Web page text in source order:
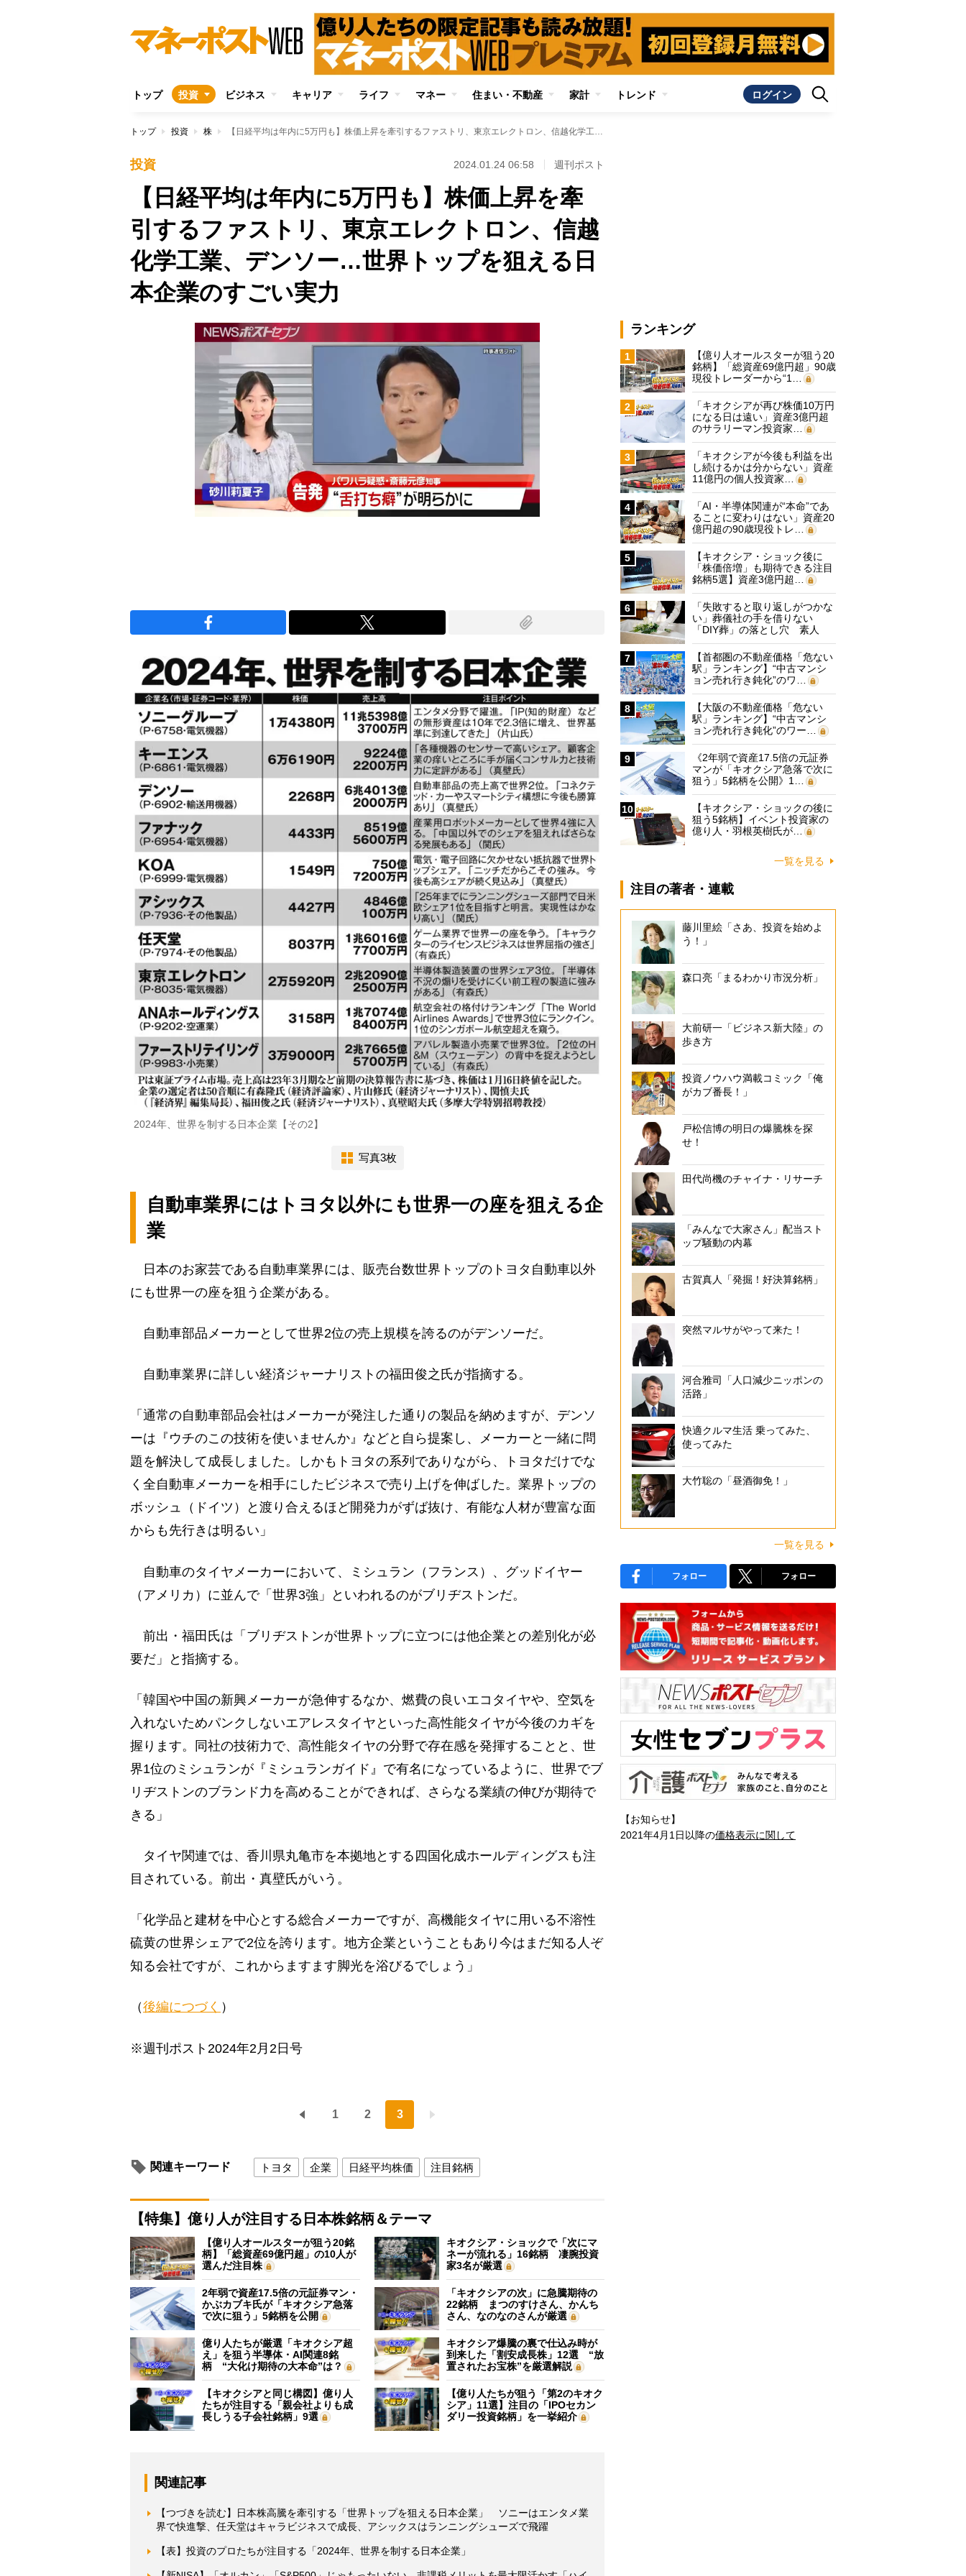
トップ 投資 ビジネス キャリア ライフ マネー 住まい・不動産 家計 トレンド ログイン
トップ 投資 株 【日経平均は年内に5万円も】株価上昇を牽引するファストリ、東京エレクトロン、信越化学工業、デンソー…世界トップを狙える日本企業のすごい実力
投資 2024.01.24 06:58 週刊ポスト
【日経平均は年内に5万円も】株価上昇を牽
引するファストリ、東京エレクトロン、信越
化学工業、デンソー…世界トップを狙える日
本企業のすごい実力
2024年、世界を制する日本企業【その2】
写真3枚
自動車業界にはトヨタ以外にも世界一の座を狙える企
業
日本のお家芸である自動車業界には、販売台数世界トップのトヨタ自動車以外
にも世界一の座を狙う企業がある。
自動車部品メーカーとして世界2位の売上規模を誇るのがデンソーだ。
自動車業界に詳しい経済ジャーナリストの福田俊之氏が指摘する。
「通常の自動車部品会社はメーカーが発注した通りの製品を納めますが、デンソ
ーは『ウチのこの技術を使いませんか』などと自ら提案し、メーカーと一緒に問
題を解決して成長しました。しかもトヨタの系列でありながら、トヨタだけでな
く全自動車メーカーを相手にしたビジネスで売り上げを伸ばした。業界トップの
ボッシュ（ドイツ）と渡り合えるほど開発力がずば抜け、有能な人材が豊富な面
からも先行きは明るい」
自動車のタイヤメーカーにおいて、ミシュラン（フランス）、グッドイヤー
（アメリカ）に並んで「世界3強」といわれるのがブリヂストンだ。
前出・福田氏は「ブリヂストンが世界トップに立つには他企業との差別化が必
要だ」と指摘する。
「韓国や中国の新興メーカーが急伸するなか、燃費の良いエコタイヤや、空気を
入れないためパンクしないエアレスタイヤといった高性能タイヤが今後のカギを
握ります。同社の技術力で、高性能タイヤの分野で存在感を発揮することと、世
界1位のミシュランが『ミシュランガイド』で有名になっているように、世界でブ
リヂストンのブランド力を高めることができれば、さらなる業績の伸びが期待で
きる」
タイヤ関連では、香川県丸亀市を本拠地とする四国化成ホールディングスも注
目されている。前出・真壁氏がいう。
「化学品と建材を中心とする総合メーカーですが、高機能タイヤに用いる不溶性
硫黄の世界シェアで2位を誇ります。地方企業ということもあり今はまだ知る人ぞ
知る会社ですが、これからますます脚光を浴びるでしょう」
（後編につづく ）
※週刊ポスト2024年2月2日号
1 2 3
関連キーワード トヨタ 企業 日経平均株価 注目銘柄
【特集】億り人が注目する日本株銘柄＆テーマ
【億り人オールスターが狙う20銘
柄】「総資産69億円超」の10人が
選んだ注目株
キオクシア・ショックで「次にマ
ネーが流れる」16銘柄 凄腕投資
家3名が厳選
2年弱で資産17.5倍の元証券マン・
かぶカブキ氏が「キオクシア急落
で次に狙う」5銘柄を公開
「キオクシアの次」に急騰期待の
22銘柄 まつのすけさん、かんち
さん、なのなのさんが厳選
億り人たちが厳選「キオクシア超
え」を狙う半導体・AI関連8銘
柄 “大化け期待の大本命”は？
キオクシア爆騰の裏で仕込み時が
到来した「割安成長株」12選 “放
置されたお宝株”を厳選解説
【キオクシアと同じ構図】億り人
たちが注目する「親会社よりも成
長しうる子会社銘柄」9選
【億り人たちが狙う「第2のキオク
シア」11選】注目の「IPOセカン
ダリー投資銘柄」を一挙紹介
関連記事
【つづきを読む】日本株高騰を牽引する「世界トップを狙える日本企業」 ソニーはエンタメ業
界で快進撃、任天堂はキャラビジネスで成長、アシックスはランニングシューズで飛躍
【表】投資のプロたちが注目する「2024年、世界を制する日本企業」
ランキング
1
【億り人オールスターが狙う20
銘柄】「総資産69億円超」90歳
現役トレーダーから“1…
2
「キオクシアが再び株価10万円
になる日は遠い」資産3億円超
のサラリーマン投資家…
3
「キオクシアが今後も利益を出
し続けるかは分からない」資産
11億円の個人投資家…
4
「AI・半導体関連が“本命”であ
ることに変わりはない」資産20
億円超の90歳現役トレ…
5
【キオクシア・ショック後に
「株価倍増」も期待できる注目
銘柄5選】資産3億円超…
6
「失敗すると取り返しがつかな
い」葬儀社の手を借りない
「DIY葬」の落とし穴 素人
に…
7
【首都圏の不動産価格「危ない
駅」ランキング】“中古マンシ
ョン売れ行き鈍化”のワ…
8
【大阪の不動産価格「危ない
駅」ランキング】“中古マンシ
ョン売れ行き鈍化”のワー…
9
《2年弱で資産17.5倍の元証券
マンが「キオクシア急落で次に
狙う」5銘柄を公開》1…
10
【キオクシア・ショックの後に
狙う5銘柄】イベント投資家の
億り人・羽根英樹氏が…
一覧を見る
注目の著者・連載
藤川里絵「さあ、投資を始めよ
う！」
森口亮「まるわかり市況分析」
大前研一「ビジネス新大陸」の
歩き方
投資ノウハウ満載コミック「俺
がカブ番長！」
戸松信博の明日の爆騰株を探
せ！
田代尚機のチャイナ・リサーチ
「みんなで大家さん」配当スト
ップ騒動の内幕
古賀真人「発掘！好決算銘柄」
突然マルサがやって来た！
河合雅司「人口減少ニッポンの
活路」
快適クルマ生活 乗ってみた、
使ってみた
大竹聡の「昼酒御免！」
一覧を見る
フォロー フォロー
【お知らせ】
2021年4月1日以降の価格表示に関して